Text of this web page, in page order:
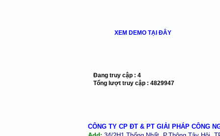
XEM DEMO TẠI ĐÂY
Đang truy cập : 4
Tổng lượt truy cập : 4829947
CÔNG TY CP ĐT & PT GIẢI PHÁP CÔNG